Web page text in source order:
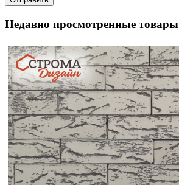
Недавно просмотренные товары